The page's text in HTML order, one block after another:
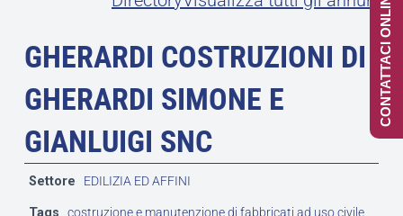
GHERARDI COSTRUZIONI DI
GHERARDI SIMONE E
GIANLUIGI SNC
Settore EDILIZIA ED AFFINI
Tags costruzione e manutenzione di fabbricati ad uso civile
CONTATTACI ONLINE